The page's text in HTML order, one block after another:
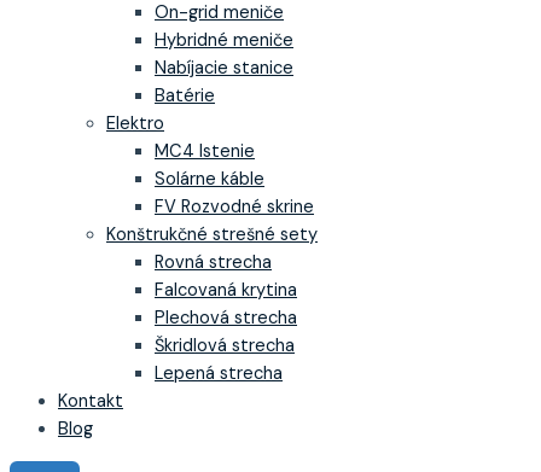
On-grid meniče
Hybridné meniče
Nabíjacie stanice
Batérie
Elektro
MC4 Istenie
Solárne káble
FV Rozvodné skrine
Konštrukčné strešné sety
Rovná strecha
Falcovaná krytina
Plechová strecha
Škridlová strecha
Lepená strecha
Kontakt
Blog